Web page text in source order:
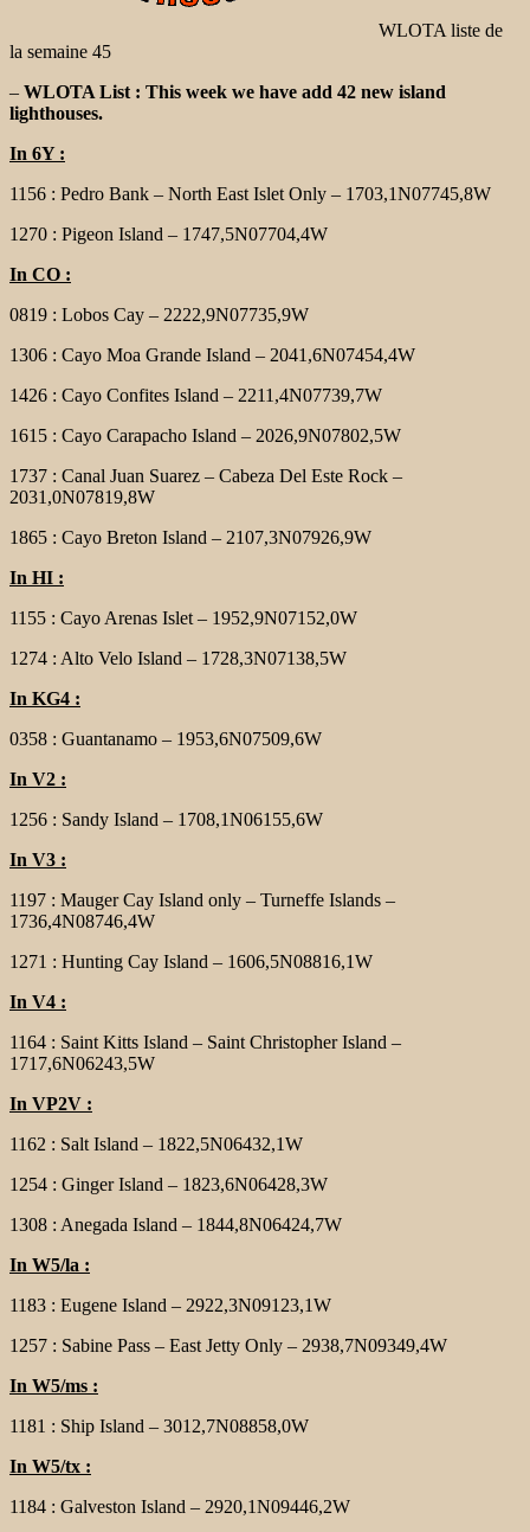
WLOTA liste de
la semaine 45
– WLOTA List : This week we have add 42 new island
lighthouses.
In 6Y :
1156 : Pedro Bank – North East Islet Only – 1703,1N07745,8W
1270 : Pigeon Island – 1747,5N07704,4W
In CO :
0819 : Lobos Cay – 2222,9N07735,9W
1306 : Cayo Moa Grande Island – 2041,6N07454,4W
1426 : Cayo Confites Island – 2211,4N07739,7W
1615 : Cayo Carapacho Island – 2026,9N07802,5W
1737 : Canal Juan Suarez – Cabeza Del Este Rock –
2031,0N07819,8W
1865 : Cayo Breton Island – 2107,3N07926,9W
In HI :
1155 : Cayo Arenas Islet – 1952,9N07152,0W
1274 : Alto Velo Island – 1728,3N07138,5W
In KG4 :
0358 : Guantanamo – 1953,6N07509,6W
In V2 :
1256 : Sandy Island – 1708,1N06155,6W
In V3 :
1197 : Mauger Cay Island only – Turneffe Islands –
1736,4N08746,4W
1271 : Hunting Cay Island – 1606,5N08816,1W
In V4 :
1164 : Saint Kitts Island – Saint Christopher Island –
1717,6N06243,5W
In VP2V :
1162 : Salt Island – 1822,5N06432,1W
1254 : Ginger Island – 1823,6N06428,3W
1308 : Anegada Island – 1844,8N06424,7W
In W5/la :
1183 : Eugene Island – 2922,3N09123,1W
1257 : Sabine Pass – East Jetty Only – 2938,7N09349,4W
In W5/ms :
1181 : Ship Island – 3012,7N08858,0W
In W5/tx :
1184 : Galveston Island – 2920,1N09446,2W